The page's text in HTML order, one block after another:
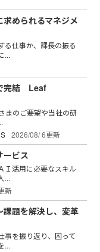
められるマネジメ
る仕事か、課長の振る
...
完結 Leaf
まのご要望や当社の研
2026/08/ 6更新
ービス
Ｉ活用に必要なスキル
...
新
題を解決し、変革
事を振り返り、困って
...